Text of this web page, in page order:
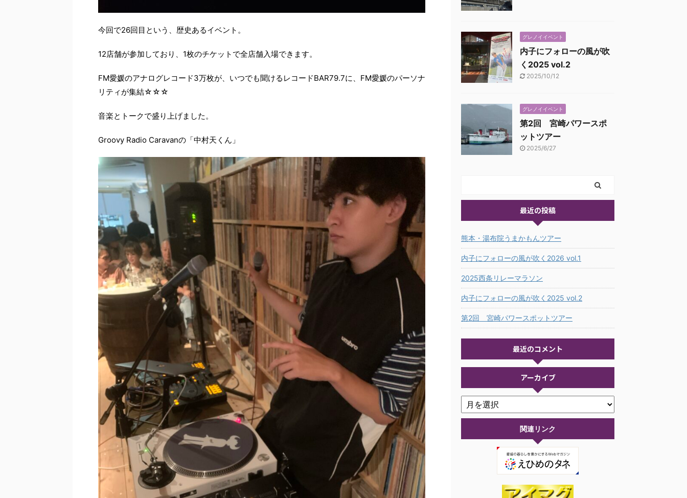
今回で26回目という、歴史あるイベント。
12店舗が参加しており、1枚のチケットで全店舗入場できます。
FM愛媛のアナログレコード3万枚が、いつでも聞けるレコードBAR79.7に、FM愛媛のパーソナ
リティが集結☆☆☆
音楽とトークで盛り上げました。
Groovy Radio Caravanの「中村天くん」
グレノイイベント
内子にフォローの風が吹
く2025 vol.2
2025/10/12
グレノイイベント
第2回 宮崎パワースポ
ットツアー
2025/6/27
最近の投稿
熊本・湯布院うまかもんツアー
内子にフォローの風が吹く2026 vol.1
2025西条リレーマラソン
内子にフォローの風が吹く2025 vol.2
第2回 宮崎パワースポットツアー
最近のコメント
アーカイブ
関連リンク